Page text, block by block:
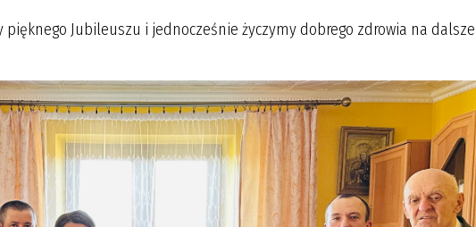
Jubileuszu i jednocześnie życzymy dobrego zdrowia na